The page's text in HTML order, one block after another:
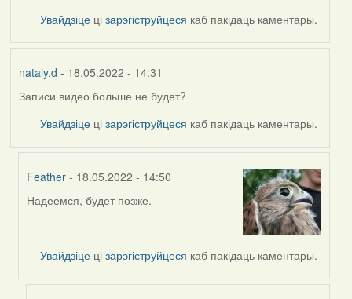
Увайдзіце цізарэгіструйцеся каб пакідаць каментары.
nataly.d - 18.05.2022 - 14:31
Записи видео больше не будет?
Увайдзіце цізарэгіструйцеся каб пакідаць каментары.
Feather - 18.05.2022 - 14:50
In
Надеемся, будет позже.
Увайдзіце цізарэгіструйцеся каб пакідаць каментары.